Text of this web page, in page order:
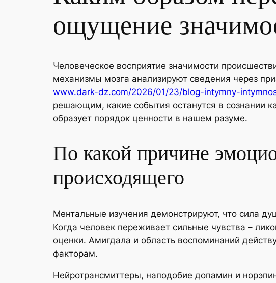
ощущение
Человеческое восприятие значимости
механизмы мозга анализируют сведения через
www.dark-dz.com/2026/01/23/blog-intymny-
решающим, какие события останутся в сознании
образует порядок ценности в нашем разуме.
По какой причине
происходящего
Ментальные изучения демонстрируют, что сила
Когда человек переживает сильные чувства –
оценки. Амигдала и область воспоминаний
факторам.
Нейротрансмиттеры, наподобие допамин и